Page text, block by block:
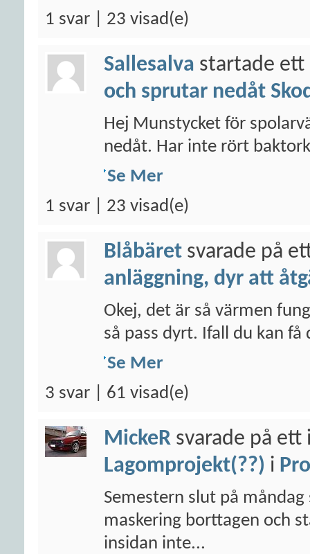
1 svar | 23 visad(e)
Sallesalva startade
och sprutar nedåt
Hej Munstycket för
nedåt. Har inte rört
Se Mer
1 svar | 23 visad(e)
Blåbäret svarade på
anläggning, dyr att
Okej, det är så värmen
så pass dyrt. Ifall du kan
Se Mer
3 svar | 61 visad(e)
MickeR svarade på ett
Lagomprojekt(??) i
Semestern slut på
maskering borttagen och
insidan inte...